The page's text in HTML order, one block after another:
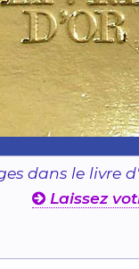
dans le livre
Laissez